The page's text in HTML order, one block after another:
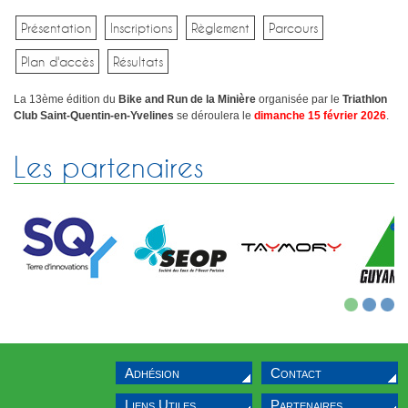
Sélectif Jeunes 2011
Présentation Inscriptions Règlement Parcours
Plan d'accès Résultats
La 13ème édition du Bike and Run de la Minière organisée par le Triathlon
Club Saint-Quentin-en-Yvelines se déroulera le dimanche 15 février 2026.
Les partenaires
Contact
Adhésion
Partenaires
Liens Utiles